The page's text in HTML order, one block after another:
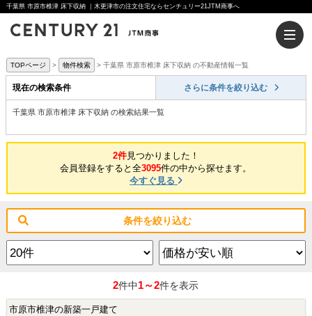
千葉県 市原市椎津 床下収納 ｜木更津市の注文住宅ならセンチュリー21JTM商事へ
TOPページ 物件検索 千葉県 市原市椎津 床下収納 の不動産情報一覧
現在の検索条件 さらに条件を絞り込む
千葉県 市原市椎津 床下収納 の検索結果一覧
2件見つかりました！
会員登録をすると全3095件の中から探せます。
今すぐ見る
条件を絞り込む
2件中1～2件を表示
市原市椎津の新築一戸建て